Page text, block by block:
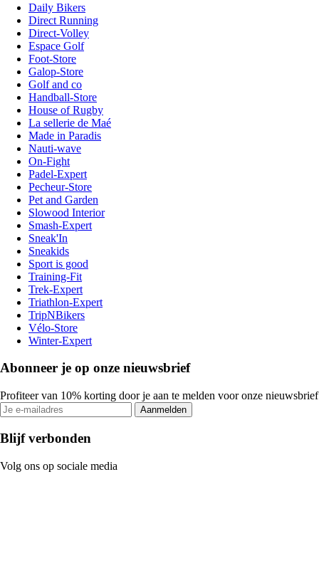
Daily Bikers
Direct Running
Direct-Volley
Espace Golf
Foot-Store
Galop-Store
Golf and co
Handball-Store
House of Rugby
La sellerie de Maé
Made in Paradis
Nauti-wave
On-Fight
Padel-Expert
Pecheur-Store
Pet and Garden
Slowood Interior
Smash-Expert
Sneak'In
Sneakids
Sport is good
Training-Fit
Trek-Expert
Triathlon-Expert
TripNBikers
Vélo-Store
Winter-Expert
Abonneer je op onze nieuwsbrief
Profiteer van 10% korting door je aan te melden voor onze nieuwsbrief
Aanmelden
Blijf verbonden
Volg ons op sociale media